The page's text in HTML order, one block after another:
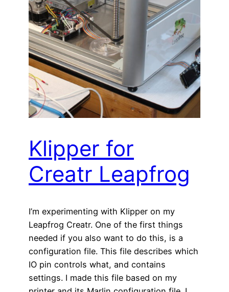
Klipper for
Creatr Leapfrog
I’m experimenting with Klipper on my
Leapfrog Creatr. One of the first things
needed if you also want to do this, is a
configuration file. This file describes which
IO pin controls what, and contains
settings. I made this file based on my